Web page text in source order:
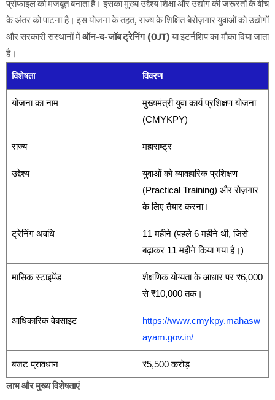
प्रोफाइल को मजबूत बनाता है। इसका मुख्य उद्देश्य शिक्षा और उद्योग की ज़रूरतों के बीच
के अंतर को पाटना है। इस योजना के तहत, राज्य के शिक्षित बेरोज़गार युवाओं को उद्योगों
और सरकारी संस्थानों मेंऑन-द-जॉब ट्रेनिंग (OJT)या इंटर्नशिप का मौका दिया जाता
है।
विशेषता विवरण
योजना का नाम
मुख्यमंत्री युवा कार्य प्रशिक्षण योजना
(CMYKPY)
राज्य महाराष्ट्र
उद्देश्य
युवाओं को व्यावहारिक प्रशिक्षण
(Practical Training) और रोज़गार
के लिए तैयार करना।
ट्रेनिंग अवधि
11 महीने (पहले 6 महीने थी, जिसे
बढ़ाकर 11 महीने किया गया है।)
मासिक स्टाइपेंड
शैक्षणिक योग्यता के आधार पर ₹6,000
से ₹10,000 तक।
आधिकारिक वेबसाइट
https://www.cmykpy.mahasw
ayam.gov.in/
बजट प्रावधान ₹5,500 करोड़
लाभ और मुख्य विशेषताएं